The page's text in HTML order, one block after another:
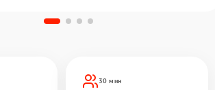
30 мин